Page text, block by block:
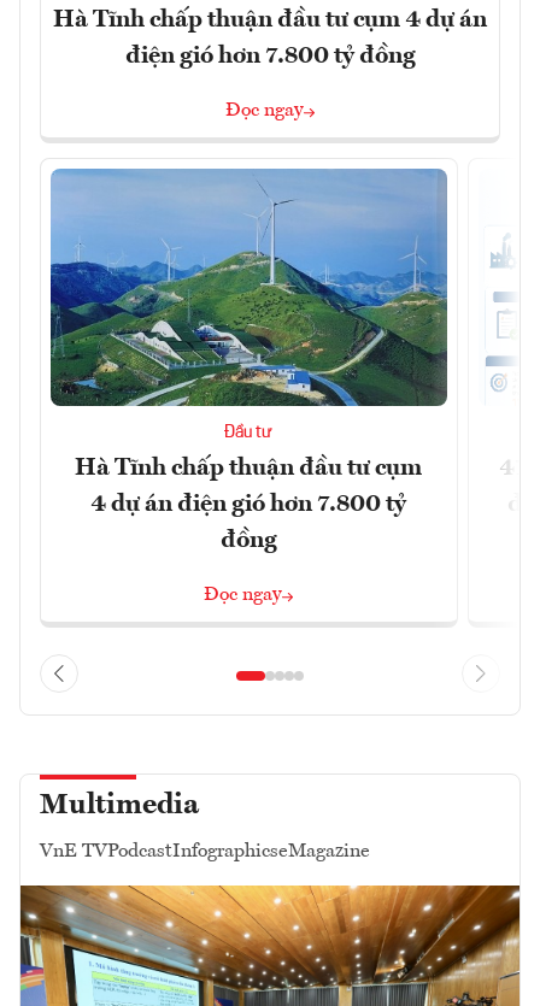
Hà Tĩnh chấp thuận đầu tư cụm 4 dự án
điện gió hơn 7.800 tỷ đồng
Đọc ngay
Đầu tư
Hà Tĩnh chấp thuận đầu tư cụm
4 dự án điện gió hơn 7.800 tỷ
đồng
Đọc ngay
41
Multimedia
VnE TVPodcastInfographicseMagazine